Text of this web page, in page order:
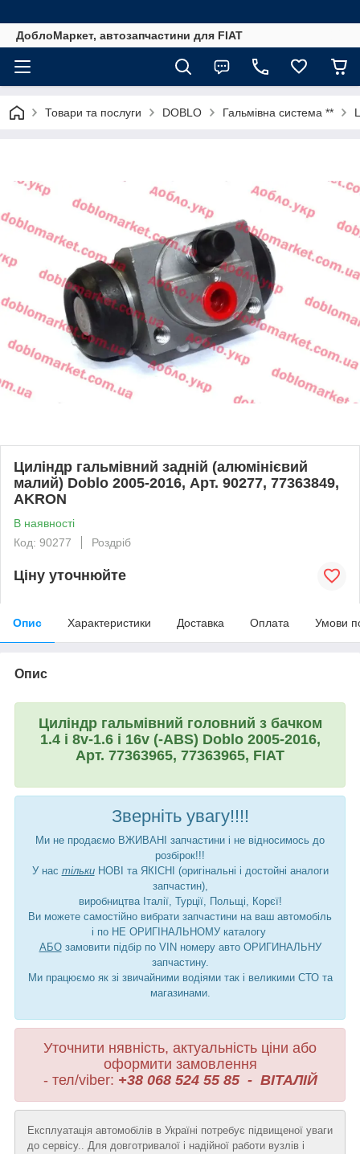
ДоблоМаркет, автозапчастини для FIAT
Товари та послуги DOBLO Гальмівна система **
Циліндр гальмівний задній (алюмінієвий
малий) Doblo 2005-2016, Арт. 90277, 77363849,
AKRON
В наявності
Код: 90277
Роздріб
Ціну уточнюйте
Опис Характеристики Доставка Оплата Умови
Опис
Циліндр гальмівний головний з бачком
1.4 i 8v-1.6 i 16v (-ABS) Doblo 2005-2016,
Арт. 77363965, 77363965, FIAT
Зверніть увагу!!!!
Ми не продаємо ВЖИВАНІ запчастини і не відносимось до
розбірок!!!
У нас тількиНОВІ та ЯКІСНІ (оригінальні і достойні аналоги
запчастин),
виробництва Італії, Турції, Польщі, Корєї!
Ви можете самостійно вибрати запчастини на ваш автомобіль
і по НЕ ОРИГІНАЛЬНОМУ каталогу
АБОзамовити підбір по VIN номеру авто ОРИГИНАЛЬНУ
запчастину.
Ми працюємо як зі звичайними водіями так і великими СТО та
магазинами.
Уточнити нявність, актуальність ціни або
оформити замовлення
- тел/viber: +38 068 524 55 85 - ВІТАЛІЙ
Експлуатація автомобілів в Україні потребує підвищеної уваги
до сервісу.. Для довготривалої і надійної работи вузлів і